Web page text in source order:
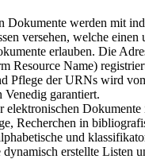
Dokumente werden mit
versehen, welche einen
erlauben. Die
Resource Name)
Pflege der URNs wird
Venedig garantiert.
elektronischen Dokumente
Recherchen in
und
erstellte Listen